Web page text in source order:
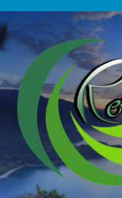
Skip
to
content